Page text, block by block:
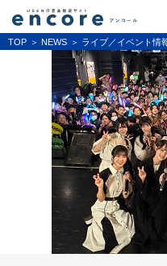
TOP NEWS ライブ／イベント情